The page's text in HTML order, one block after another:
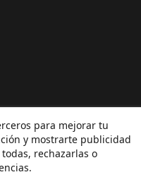
para mejorar tu
y mostrarte publicidad
rechazarlas o
SIDEOFFICE, S.L. CIF